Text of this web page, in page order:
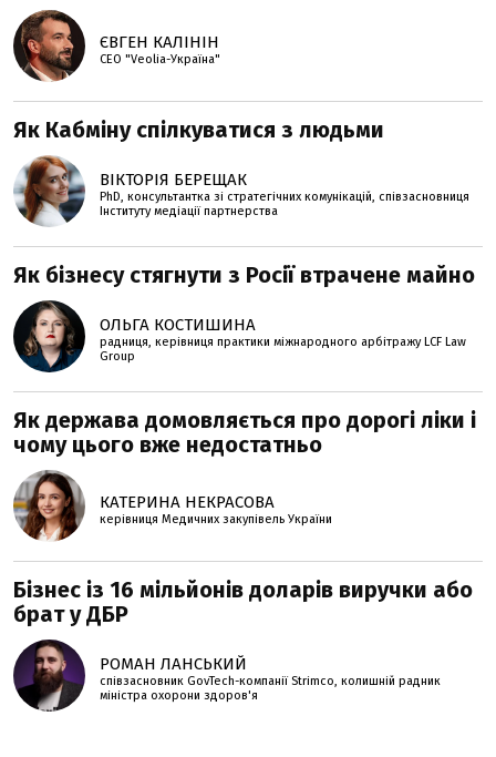
ЄВГЕН КАЛІНІН
СЕО "Veolia-Україна"
Як Кабміну спілкуватися з людьми
ВІКТОРІЯ БЕРЕЩАК
PhD, консультантка зі стратегічних комунікацій, співзасновниця
Інституту медіації партнерства
Як бізнесу стягнути з Росії втрачене майно
ОЛЬГА КОСТИШИНА
радниця, керівниця практики міжнародного арбітражу LCF Law
Group
Як держава домовляється про дорогі ліки і
чому цього вже недостатньо
КАТЕРИНА НЕКРАСОВА
керівниця Медичних закупівель України
Бізнес із 16 мільйонів доларів виручки або
брат у ДБР
РОМАН ЛАНСЬКИЙ
співзасновник GovTech-компанії Strimco, колишній радник
міністра охорони здоров'я